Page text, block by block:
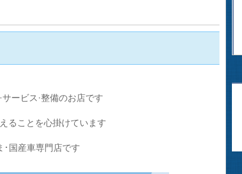
ービス·整備のお店です
ることを心掛けています
･国産車専門店です